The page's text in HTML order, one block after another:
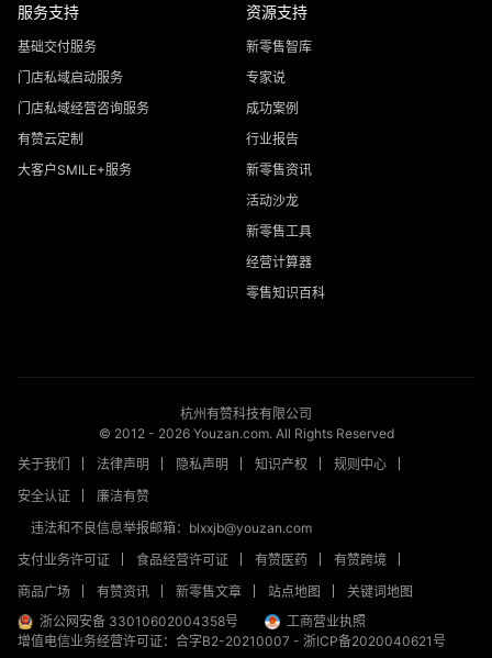
服务支持
基础交付服务
门店私域启动服务
门店私域经营咨询服务
有赞云定制
大客户SMILE+服务
资源支持
新零售智库
专家说
成功案例
行业报告
新零售资讯
活动沙龙
新零售工具
经营计算器
零售知识百科
杭州有赞科技有限公司
© 2012 - 2026Youzan.com. All Rights Reserved
关于我们
法律声明 隐私声明 知识产权
规则中心
安全认证
廉洁有赞
违法和不良信息举报邮箱：blxxjb@youzan.com
支付业务许可证
食品经营许可证 有赞医药
有赞跨境
商品广场
有赞资讯 新零售文章 站点地图
关键词地图
浙公网安备 33010602004358号
工商营业执照
增值电信业务经营许可证：合字B2-20210007 - 浙ICP备2020040621号